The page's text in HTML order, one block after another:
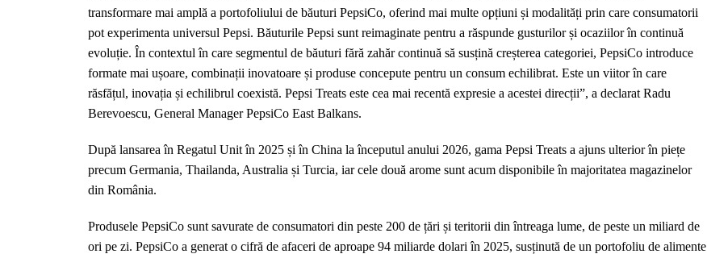
transformare mai amplă a portofoliului de băuturi PepsiCo, oferind mai multe opțiuni și modalități prin care consumatorii
pot experimenta universul Pepsi. Băuturile Pepsi sunt reimaginate pentru a răspunde gusturilor și ocaziilor în continuă
evoluție. În contextul în care segmentul de băuturi fără zahăr continuă să susțină creșterea categoriei, PepsiCo introduce
formate mai ușoare, combinații inovatoare și produse concepute pentru un consum echilibrat. Este un viitor în care
răsfățul, inovația și echilibrul coexistă. Pepsi Treats este cea mai recentă expresie a acestei direcții”, a declarat Radu
Berevoescu, General Manager PepsiCo East Balkans.
După lansarea în Regatul Unit în 2025 și în China la începutul anului 2026, gama Pepsi Treats a ajuns ulterior în piețe
precum Germania, Thailanda, Australia și Turcia, iar cele două arome sunt acum disponibile în majoritatea magazinelor
din România.
Produsele PepsiCo sunt savurate de consumatori din peste 200 de țări și teritorii din întreaga lume, de peste un miliard de
ori pe zi. PepsiCo a generat o cifră de afaceri de aproape 94 miliarde dolari în 2025, susținută de un portofoliu de alimente